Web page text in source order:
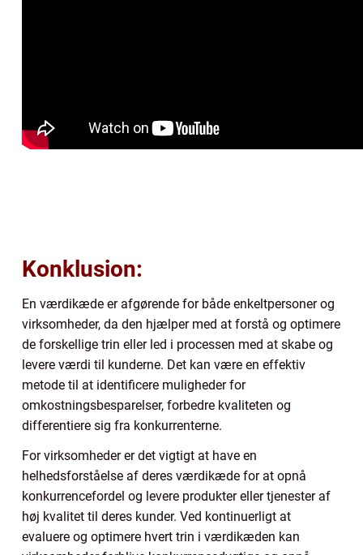
Konklusion:
En værdikæde er afgørende for både enkeltpersoner og
virksomheder, da den hjælper med at forstå og optimere
de forskellige trin eller led i processen med at skabe og
levere værdi til kunderne. Det kan være en effektiv
metode til at identificere muligheder for
omkostningsbesparelser, forbedre kvaliteten og
differentiere sig fra konkurrenterne.
For virksomheder er det vigtigt at have en
helhedsforståelse af deres værdikæde for at opnå
konkurrencefordel og levere produkter eller tjenester af
høj kvalitet til deres kunder. Ved kontinuerligt at
evaluere og optimere hvert trin i værdikæden kan